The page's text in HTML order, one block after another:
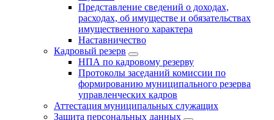
Представление сведений о доходах,
расходах, об имуществе и обязательствах
имущественного характера
Наставничество
Кадровый резерв
НПА по кадровому резерву
Протоколы заседаний комиссии по
формированию муниципального резерва
управленческих кадров
Аттестация муниципальных служащих
Защита персональных данных